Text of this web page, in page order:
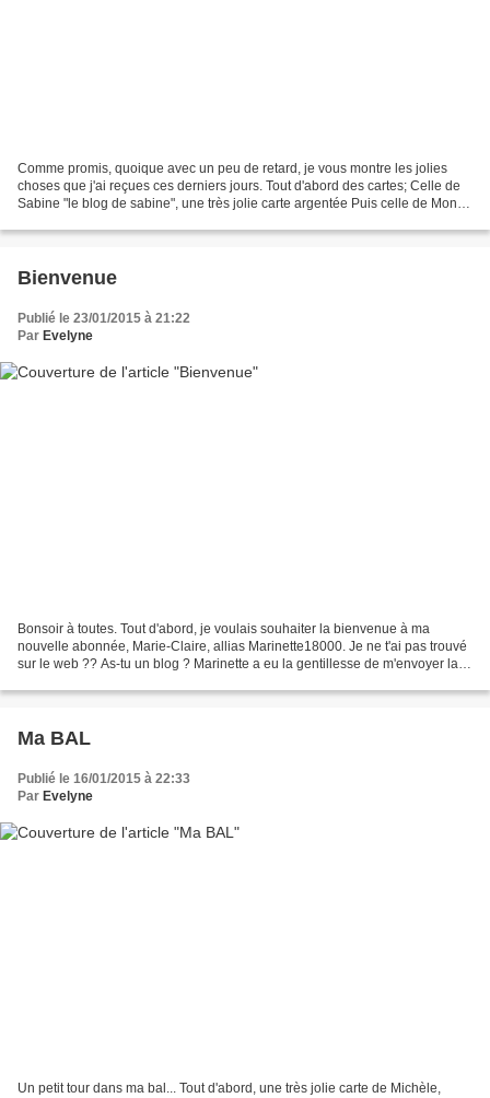
Comme promis, quoique avec un peu de retard, je vous montre les jolies
choses que j'ai reçues ces derniers jours. Tout d'abord des cartes; Celle de
Sabine "le blog de sabine", une très jolie carte argentée Puis celle de Monia
Bienvenue
Publié le 23/01/2015 à 21:22
Par Evelyne
Bonsoir à toutes. Tout d'abord, je voulais souhaiter la bienvenue à ma
nouvelle abonnée, Marie-Claire, allias Marinette18000. Je ne t'ai pas trouvé
sur le web ?? As-tu un blog ? Marinette a eu la gentillesse de m'envoyer la
Ma BAL
Publié le 16/01/2015 à 22:33
Par Evelyne
Un petit tour dans ma bal... Tout d'abord, une très jolie carte de Michèle,